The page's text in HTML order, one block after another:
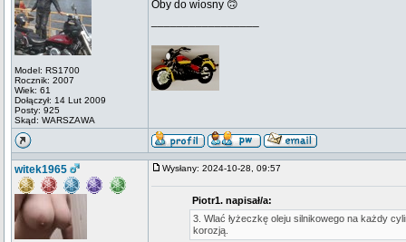
Model: RS1700
Rocznik: 2007
Wiek: 61
Dołączył: 14 Lut 2009
Posty: 925
Skąd: WARSZAWA
Oby do wiosny 🙃
witek1965 Wysłany: 2024-10-28, 09:57
Piotr1. napisał/a:
3. Wlać łyżeczkę oleju silnikowego na każdy
korozją.